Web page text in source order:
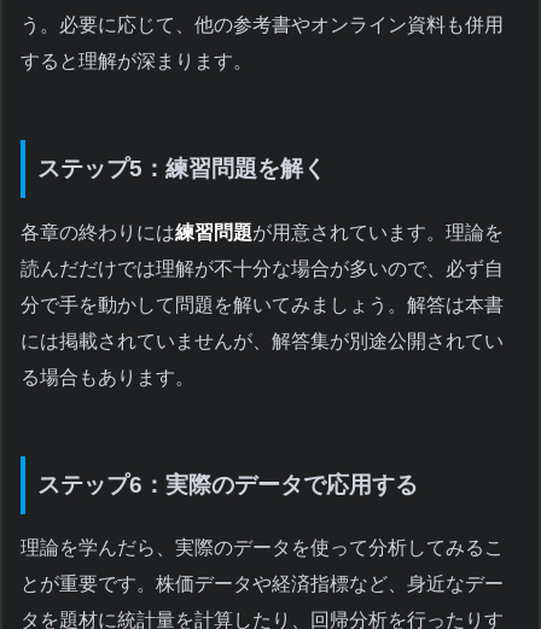
う。必要に応じて、他の参考書やオンライン資料も併用
すると理解が深まります。
ステップ5：練習問題を解く
各章の終わりには練習問題が用意されています。理論を
読んだだけでは理解が不十分な場合が多いので、必ず自
分で手を動かして問題を解いてみましょう。解答は本書
には掲載されていませんが、解答集が別途公開されてい
る場合もあります。
ステップ6：実際のデータで応用する
理論を学んだら、実際のデータを使って分析してみるこ
とが重要です。株価データや経済指標など、身近なデー
タを題材に統計量を計算したり、回帰分析を行ったりす